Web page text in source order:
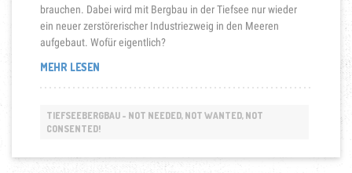
brauchen. Dabei wird mit Bergbau in der Tiefsee nur wieder
ein neuer zerstörerischer Industriezweig in den Meeren
aufgebaut. Wofür eigentlich?
MEHR LESEN„WARUM
TIEFSEEBERGBAU
SIND
TIEFSEEBERGBAU - NOT NEEDED, NOT WANTED, NOT
CONSENTED!